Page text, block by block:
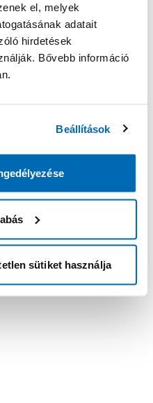
el, melyek
adatait
hirdetések
Bővebb információ
Beállítások
sütiket használja